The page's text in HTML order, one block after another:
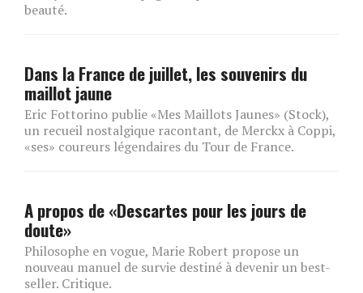
beauté.
Dans la France de juillet, les souvenirs du
maillot jaune
Eric Fottorino publie «Mes Maillots Jaunes» (Stock),
un recueil nostalgique racontant, de Merckx à Coppi,
«ses» coureurs légendaires du Tour de France.
A propos de «Descartes pour les jours de
doute»
Philosophe en vogue, Marie Robert propose un
nouveau manuel de survie destiné à devenir un best-
seller. Critique.